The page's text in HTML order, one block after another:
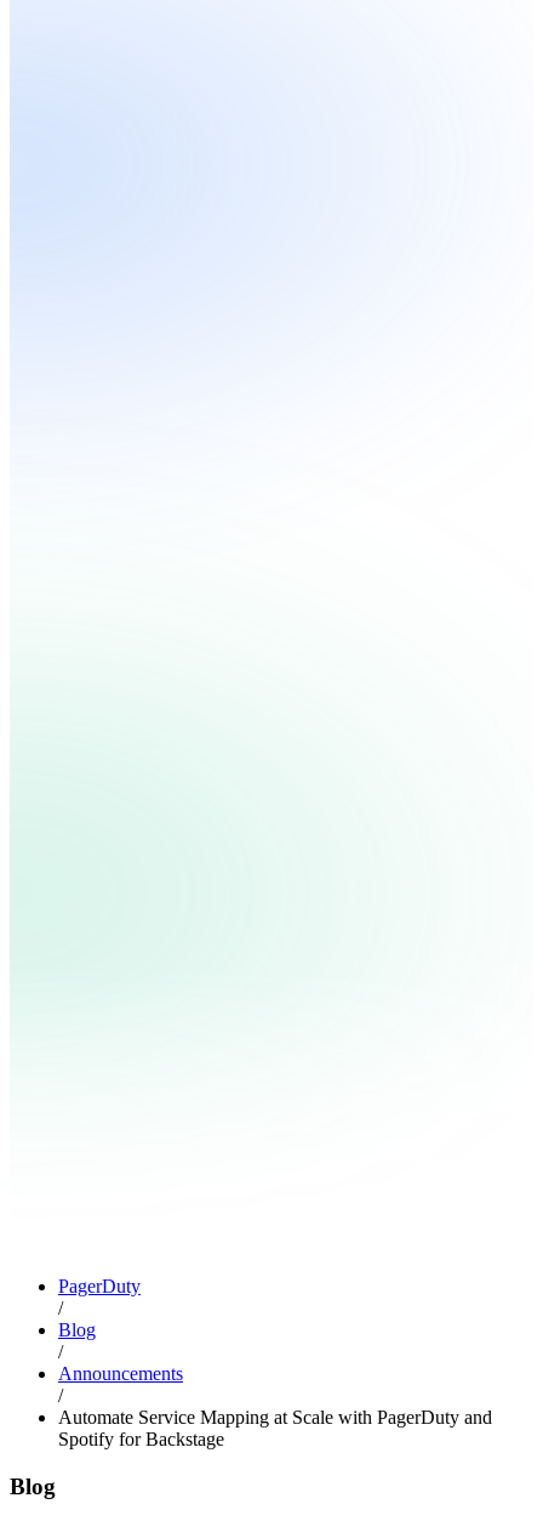
PagerDuty
/
Blog
/
Announcements
/
Automate Service Mapping at Scale with PagerDuty and
Spotify for Backstage
Blog